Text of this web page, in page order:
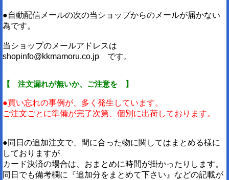
●自動配信メールの次の当ショップからのメールが届かない
為です。
当ショップのメールアドレスは
shopinfo@kkmamoru.co.jp です。
【 注文漏れが無いか、ご注意を 】
●買い忘れの事例が、多く発生しています。
ご注文ごとに準備が完了次第、個別に出荷しております。
●同日の追加注文で、間に合った物に関してはまとめる様に
しておりますが
カード決済の場合は、おまとめに時間が掛かったりします。
同日でも備考欄に『追加分をまとめて下さい』などの記載が